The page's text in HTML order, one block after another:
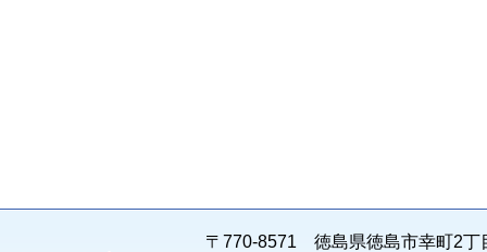
〒770-8571 徳島県徳島市幸町2丁